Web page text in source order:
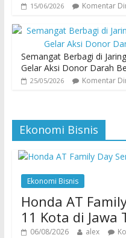
15/06/2026 Komentar
Semangat Berbagi di
Gelar Aksi Donor Darah
25/05/2026 Komentar
Ekonomi Bisnis
Ekonomi Bisnis
Honda AT
11 Kota di Jawa
06/08/2026 alex